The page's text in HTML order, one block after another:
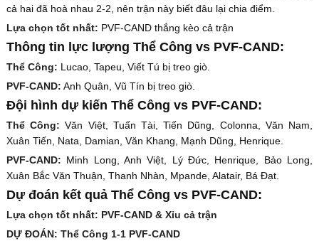
cả hai đã hoà nhau 2-2, nên trận này biết đâu lại chia điểm.
Lựa chọn tốt nhất: PVF-CAND thắng kèo cả trận
Thông tin lực lượng Thể Công vs PVF-CAND:
Thể Công: Lucao, Tapeu, Viết Tú bị treo giò.
PVF-CAND: Anh Quân, Vũ Tín bị treo giò.
Đội hình dự kiến Thể Công vs PVF-CAND:
Thể Công: Văn Việt, Tuấn Tài, Tiến Dũng, Colonna, Văn Nam,
Xuân Tiến, Nata, Damian, Văn Khang, Mạnh Dũng, Henrique.
PVF-CAND: Minh Long, Anh Việt, Lý Đức, Henrique, Bảo Long,
Xuân Bắc Văn Thuận, Thanh Nhàn, Mpande, Alatair, Bá Đạt.
Dự đoán kết quả Thể Công vs PVF-CAND:
Lựa chọn tốt nhất: PVF-CAND & Xỉu cả trận
DỰ ĐOÁN: Thể Công 1-1 PVF-CAND